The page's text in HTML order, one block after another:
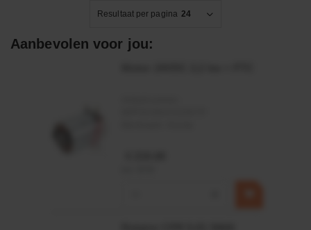
Resultaat per pagina 24
Aanbevolen voor jou: